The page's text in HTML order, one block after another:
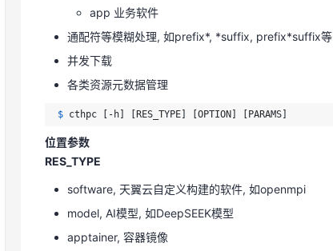
各类资源元数据管理
$ cthpc [-h] [RES_TYPE] [OPTION] [PARAMS]
位置参数
RES_TYPE
software, 天翼云自定义构建的软件, 如openmpi
model, AI模型, 如DeepSEEK模型
apptainer, 容器镜像
database, 数据集, 如生信数据库, 工具等
app, 业务软件, 如openfoam等
OPTION
app 业务软件
通配符等模糊处理, 如prefix*, *suffix, prefix*suffix等
并发下载
各类资源元数据管理
$ cthpc [-h] [RES_TYPE] [OPTION] [PARAMS]
位置参数
RES_TYPE
software, 天翼云自定义构建的软件, 如openmpi
model, AI模型, 如DeepSEEK模型
apptainer, 容器镜像